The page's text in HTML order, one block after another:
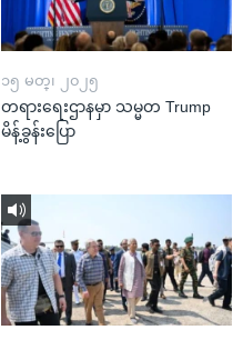
၁၅ မတ္၊ ၂၀၂၅
တရားရေးဌာနမှာ သမ္မတ Trump
မိန့်ခွန်းပြော